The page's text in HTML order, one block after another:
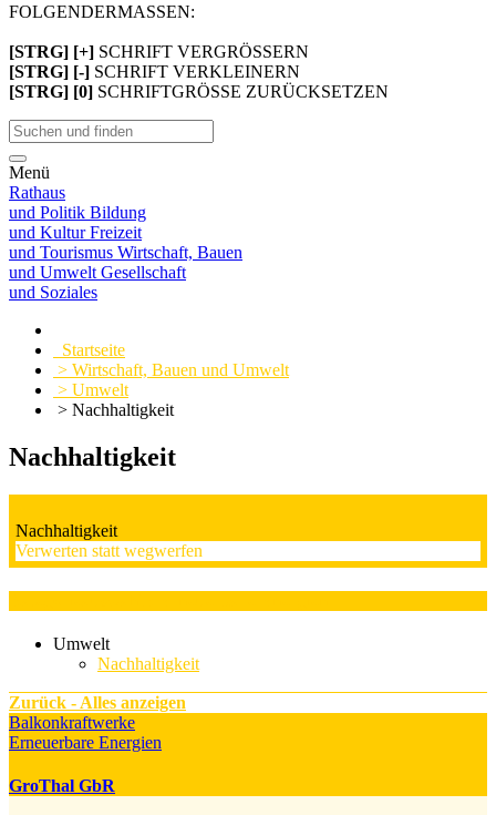
FOLGENDERMASSEN:
[STRG] [+] SCHRIFT VERGRÖSSERN
[STRG] [-] SCHRIFT VERKLEINERN
[STRG] [0] SCHRIFTGRÖSSE ZURÜCKSETZEN
Menü
Rathaus
und Politik Bildung
und KulturFreizeit
und Tourismus Wirtschaft, Bauen
und Umwelt Gesellschaft
und Soziales
Startseite
> Wirtschaft, Bauen und Umwelt
> Umwelt
> Nachhaltigkeit
Nachhaltigkeit
Nachhaltigkeit
Verwerten statt wegwerfen
Umwelt
Nachhaltigkeit
Zurück - Alles anzeigen
Balkonkraftwerke
Erneuerbare Energien
GroThal GbR